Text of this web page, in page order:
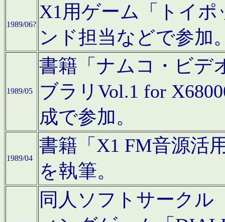
1989/06?
X1用ゲーム「トイ
ンド担当などで参加
1989/05
書籍「ナムコ・ビデ
ブラリVol.1 for
成で参加。
1989/04
書籍「X1 FM音源活
を執筆。
同人ソフトサークル